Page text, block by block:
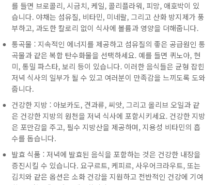
를 들면 브로콜리, 시금치, 케일, 콜리플라워, 피망, 애호박이 있
습니다. 야채는 섬유질, 비타민, 미네랄, 그리고 산화 방지제가 풍
부하고, 과도한 칼로리 없이 식사에 볼륨과 영양을 더해줍니다.
통곡물 : 지속적인 에너지를 제공하고 섬유질의 좋은 공급원인 통
곡물과 같은 복합 탄수화물을 선택하세요. 예를 들면 퀴노아, 현
미, 통밀 파스타, 보리 등이 있습니다. 이러한 음식들은 균형 잡힌
저녁 식사의 일부가 될 수 있고 여러분이 만족감을 느끼도록 도와
줍니다.
건강한 지방 : 아보카도, 견과류, 씨앗, 그리고 올리브 오일과 같
은 건강한 지방의 원천을 저녁 식사에 포함시키세요. 건강한 지방
은 포만감을 주고, 필수 지방산을 제공하며, 지용성 비타민의 흡
수를 돕습니다.
발효 식품 : 저녁에 발효된 음식을 포함하는 것은 건강한 내장을
증진시킬 수 있습니다. 요구르트, 케피르, 사우어크라우트, 또는
김치와 같은 옵션은 소화 건강을 지원하고 전반적인 건강에 기여